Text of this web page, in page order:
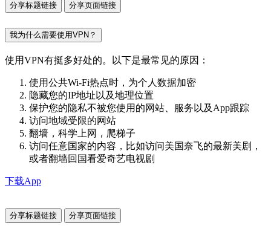
分享标题链接 分享页面链接
我为什么需要使用VPN？
使用VPN有挺多好处的。以下是最常见的原因：
使用公共Wi-Fi热点时，为个人数据加密
隐藏您的IP地址以及地理位置
保护您的隐私不被您使用的网站、服务以及App跟踪
访问地域受限的网站
翻墙，科学上网，爬梯子
访问任意国家的内容，比如访问美国奈飞的最新美剧，
或者翻墙回国看爱奇艺电视剧
下载App
分享标题链接 分享页面链接